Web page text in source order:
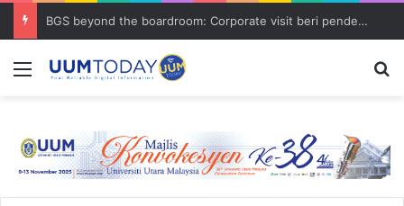
BGS beyond the boardroom: Corporate visit beri pendedahan dunia korporat kepada PELAJAR UUM
Menu